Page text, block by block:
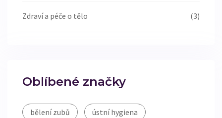
Zdraví a péče o tělo (3)
Oblíbené značky
bělení zubů ústní hygiena